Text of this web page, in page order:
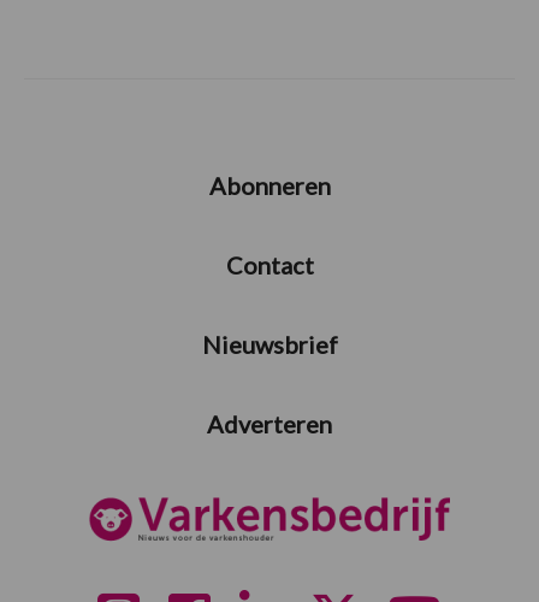
Abonneren
Contact
Nieuwsbrief
Adverteren